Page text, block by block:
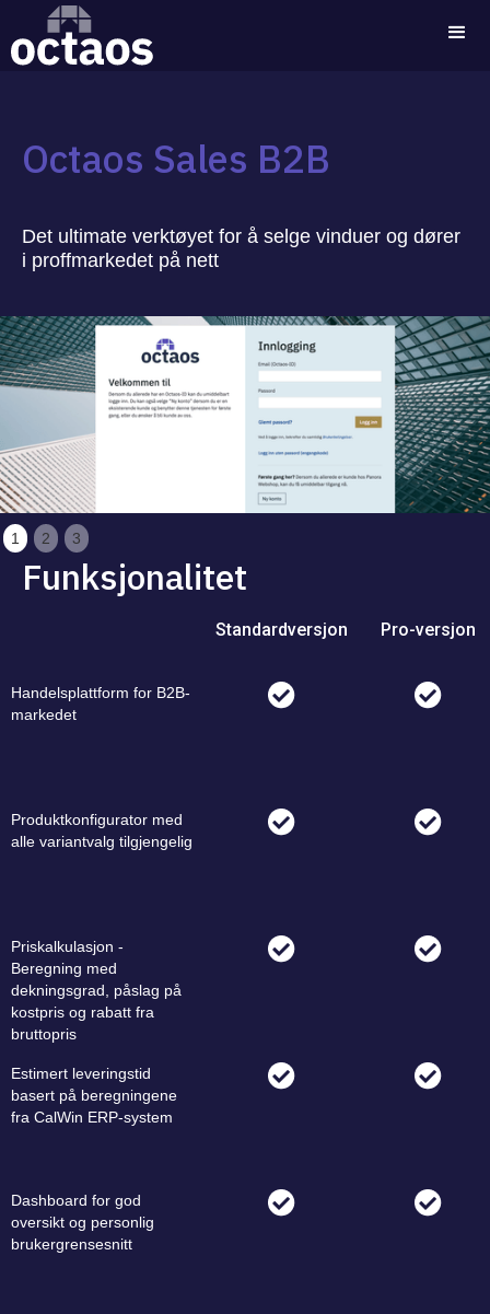
Octaos Sales B2B
Det ultimate verktøyet for å selge vinduer og dører
i proffmarkedet på nett
1 2 3
Funksjonalitet
Standardversjon Pro-versjon
Handelsplattform for B2B-
markedet
Produktkonfigurator med
alle variantvalg tilgjengelig
Priskalkulasjon -
Beregning med
dekningsgrad, påslag på
kostpris og rabatt fra
bruttopris
Estimert leveringstid
basert på beregningene
fra CalWin ERP-system
Dashboard for god
oversikt og personlig
brukergrensesnitt